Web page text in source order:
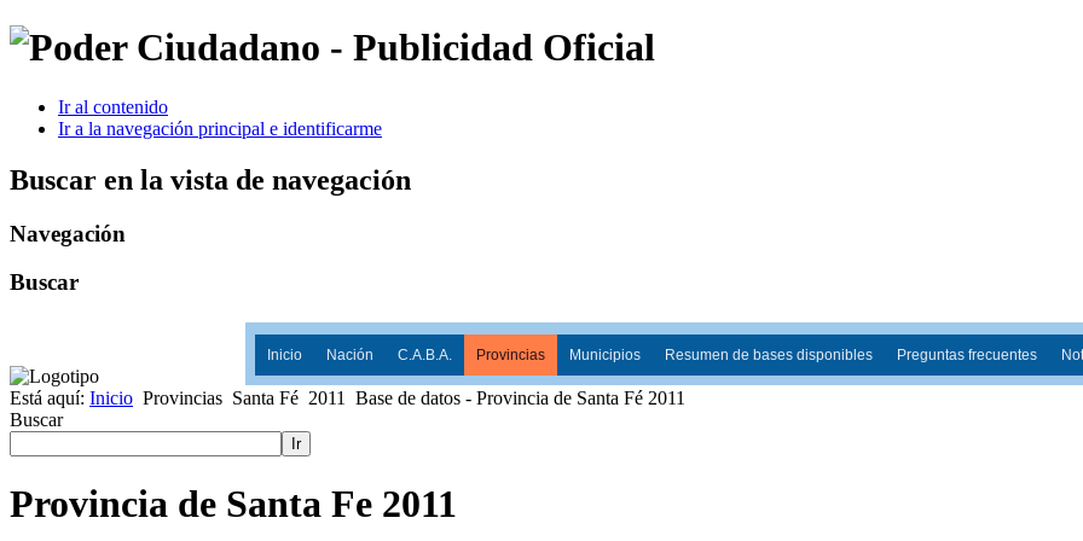
Ir al contenido
Ir a la navegación principal e identificarme
Buscar en la vista de navegación
Navegación
Buscar
Inicio Nación C.A.B.A. Provincias Municipios Resumen de bases disponibles Preguntas frecuentes
Está aquí: Inicio Provincias Santa Fé 2011
Base de datos - Provincia de Santa Fé 2011
Buscar
Ir
Provincia de Santa Fe 2011